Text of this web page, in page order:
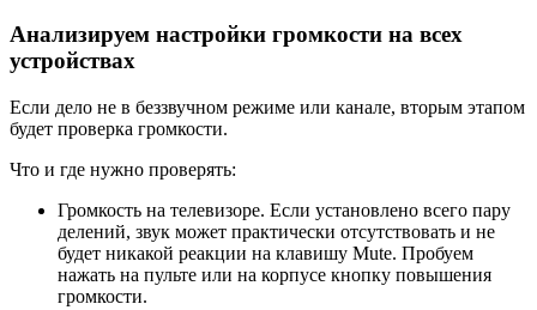
Анализируем настройки громкости на всех
устройствах
Если дело не в беззвучном режиме или канале, вторым этапом
будет проверка громкости.
Что и где нужно проверять:
Громкость на телевизоре. Если установлено всего пару
делений, звук может практически отсутствовать и не
будет никакой реакции на клавишу Mute. Пробуем
нажать на пульте или на корпусе кнопку повышения
громкости.